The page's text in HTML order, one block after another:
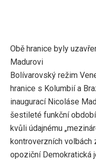
Obě hranice byly
Madurovi
Bolívarovský režim
hranice s Kolumbií a
inaugurací Nicoláse
šestileté funkční
kvůli údajnému
kontroverzních volbách
opoziční Demokratická